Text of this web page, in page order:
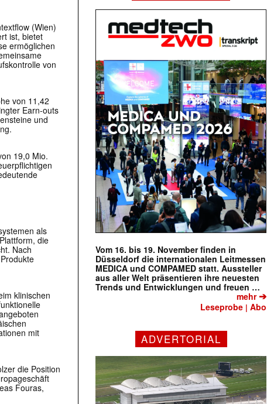
(Wien)
ist, bietet
ermöglichen
von
von 11,42
Earn-outs
und
19,0 Mio.
als
die
Nach
klinischen
mit
die Position
Fouras,
Vom 16. bis 19. November finden in
Düsseldorf die internationalen Leitmessen
MEDICA und COMPAMED statt. Aussteller
aus aller Welt präsentieren ihre neuesten
Trends und Entwicklungen und freuen …
mehr➔
Leseprobe |Abo
ADVERTORIAL